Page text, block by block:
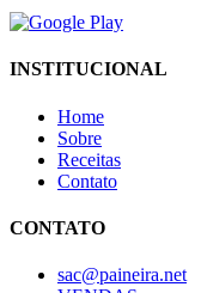
INSTITUCIONAL
Home
Sobre
Receitas
Contato
CONTATO
sac@paineira.net